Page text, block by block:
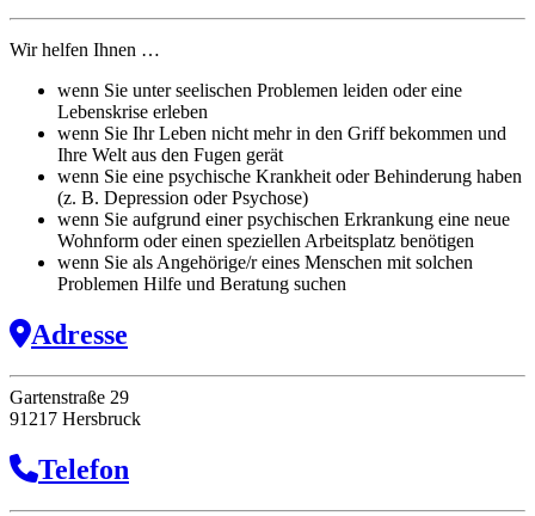
Wir helfen Ihnen …
wenn Sie unter seelischen Problemen leiden oder eine
Lebenskrise erleben
wenn Sie Ihr Leben nicht mehr in den Griff bekommen und
Ihre Welt aus den Fugen gerät
wenn Sie eine psychische Krankheit oder Behinderung haben
(z. B. Depression oder Psychose)
wenn Sie aufgrund einer psychischen Erkrankung eine neue
Wohnform oder einen speziellen Arbeitsplatz benötigen
wenn Sie als Angehörige/r eines Menschen mit solchen
Problemen Hilfe und Beratung suchen
Adresse
Gartenstraße 29
91217 Hersbruck
Telefon